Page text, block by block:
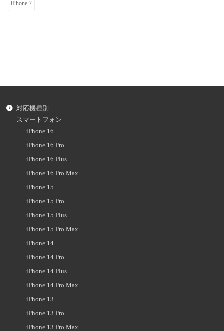
iPhone 7
対応機種別
スマートフォン
iPhone 16
iPhone 16 Pro
iPhone 16 Plus
iPhone 16 Pro Max
iPhone 15
iPhone 15 Pro
iPhone 15 Plus
iPhone 15 Pro Max
iPhone 14
iPhone 14 Pro
iPhone 14 Plus
iPhone 14 Pro Max
iPhone 13
iPhone 13 Pro
iPhone 13 Pro Max